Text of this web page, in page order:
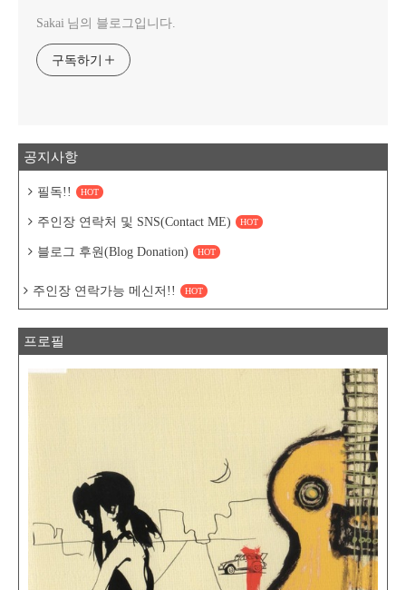
Sakai 님의 블로그입니다.
구독하기
공지사항
필독!! HOT
주인장 연락처 및 SNS(Contact ME) HOT
블로그 후원(Blog Donation) HOT
주인장 연락가능 메신저!! HOT
프로필